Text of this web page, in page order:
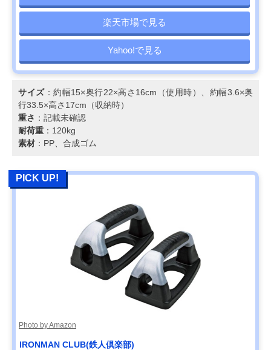
楽天市場で見る
Yahoo!で見る
サイズ：約幅15×奥行22×高さ16cm（使用時）、約幅3.6×奥
行33.5×高さ17cm（収納時）
重さ ：記載未確認
耐荷重 ：120kg
素材 ：PP、合成ゴム
PICK UP!
Photo by Amazon
IRONMAN CLUB(鉄人倶楽部)